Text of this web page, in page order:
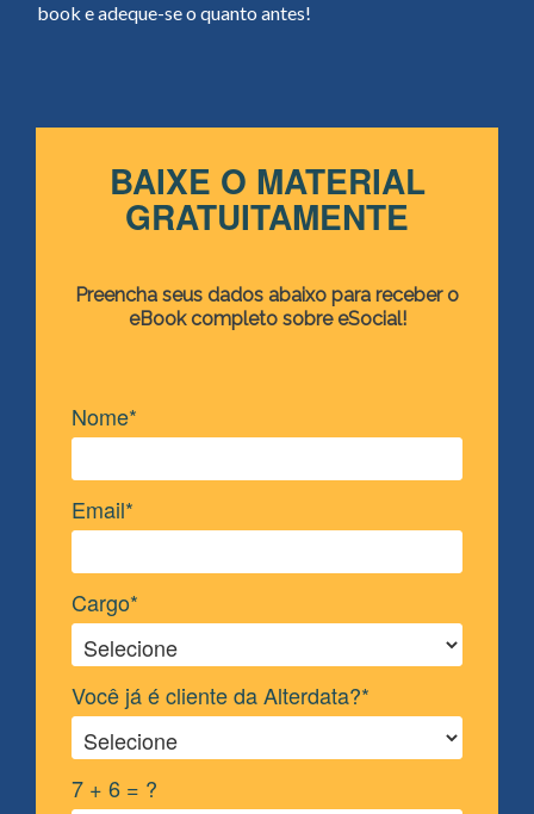
book e adeque-se o quanto antes!
BAIXE O MATERIAL
GRATUITAMENTE
Preencha seus dados abaixo para receber o
eBook completo sobre eSocial!
Nome*
Email*
Cargo*
Você já é cliente da Alterdata?*
7 + 6 = ?